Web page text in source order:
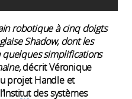
robotique à cinq doigts
Shadow, dont les
simplifications
décrit Véronique
projet Handle et
des systèmes